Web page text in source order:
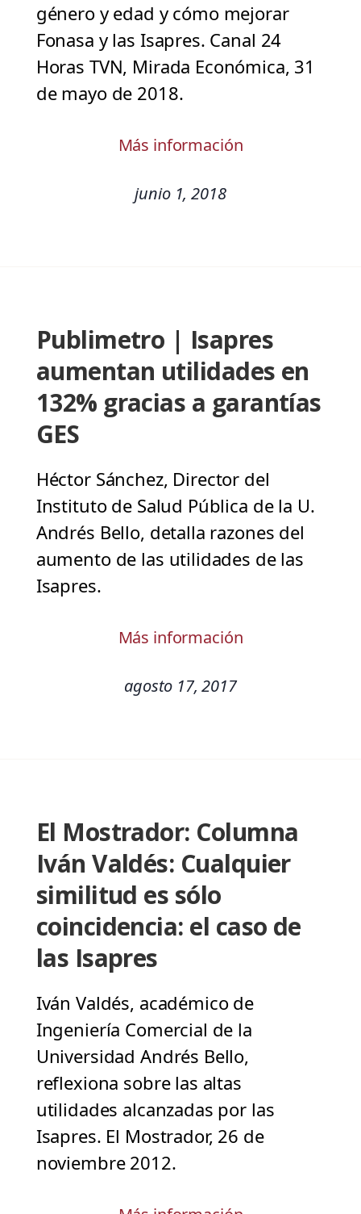
género y edad y cómo mejorar
Fonasa y las Isapres. Canal 24
Horas TVN, Mirada Económica, 31
de mayo de 2018.
Más información
junio 1, 2018
Publimetro | Isapres
aumentan utilidades en
132% gracias a garantías
GES
Héctor Sánchez, Director del
Instituto de Salud Pública de la U.
Andrés Bello, detalla razones del
aumento de las utilidades de las
Isapres.
Más información
agosto 17, 2017
El Mostrador: Columna
Iván Valdés: Cualquier
similitud es sólo
coincidencia: el caso de
las Isapres
Iván Valdés, académico de
Ingeniería Comercial de la
Universidad Andrés Bello,
reflexiona sobre las altas
utilidades alcanzadas por las
Isapres. El Mostrador, 26 de
noviembre 2012.